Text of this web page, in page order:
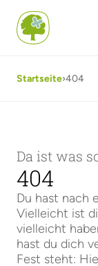
Startseite›404
Da ist was
404
Du hast nach
Vielleicht ist
vielleicht
hast du dich
Fest steht: